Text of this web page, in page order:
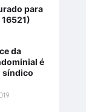
para
da
é
síndico